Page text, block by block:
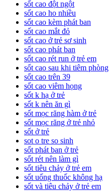
sốt cao đột ngột
sốt cao ho nhiều
sốt cao kèm phát ban
sốt cao mắt đỏ
sốt cao ở trẻ sơ sinh
sốt cao phát ban
sốt cao rét run ở trẻ em
sốt cao sau khi tiêm phòng
sốt cao trên 39
sốt cao viêm họng
sốt k hạ ở trẻ
sốt k nên ăn gì
sốt mọc răng hàm ở trẻ
sốt mọc răng ở trẻ nhỏ
sốt ở trẻ
sot o tre so sinh
sốt phát ban ở trẻ
sốt rét nên làm gì
sốt tiêu chảy ở trẻ em
sốt uống thuốc không hạ
sốt và tiêu chảy ở trẻ em